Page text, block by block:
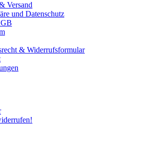
Versand
und Datenschutz
& Widerrufsformular